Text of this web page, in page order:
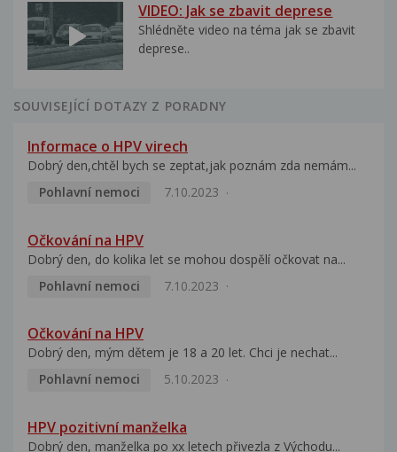
VIDEO: Jak se zbavit deprese
Shlédněte video na téma jak se zbavit
deprese..
SOUVISEJÍCÍ DOTAZY Z PORADNY
Informace o HPV virech
Dobrý den,chtěl bych se zeptat,jak poznám zda nemám...
Pohlavní nemoci
7.10.2023
Očkování na HPV
Dobrý den, do kolika let se mohou dospělí očkovat na...
Pohlavní nemoci
7.10.2023
Očkování na HPV
Dobrý den, mým dětem je 18 a 20 let. Chci je nechat...
Pohlavní nemoci
5.10.2023
HPV pozitivní manželka
Dobrý den, manželka po xx letech přivezla z Východu...